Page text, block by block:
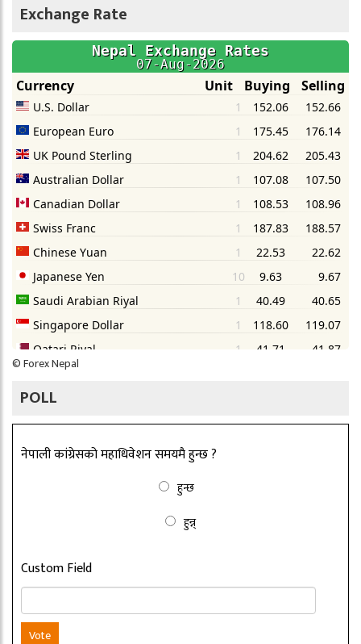
Exchange Rate
©Forex Nepal
POLL
नेपाली कांग्रेसको महाधिवेशन समयमै हुन्छ ?
हुन्छ
हुन्न्
Custom Field
Vote